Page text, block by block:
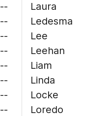
--
--
--
--
--
--
--
--
Laura
Ledesma
Lee
Leehan
Liam
Linda
Locke
Loredo